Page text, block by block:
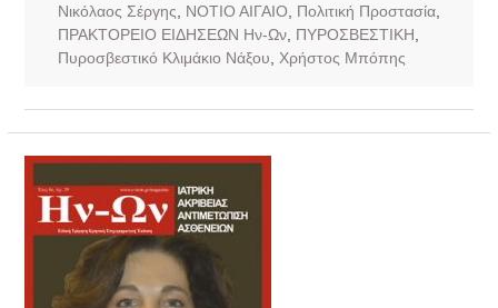
Νικόλαος Σέργης
ΝΟΤΙΟ ΑΙΓΑΙΟ Πολιτική Προστασία,
ΠΡΑΚΤΟΡΕΙΟ ΕΙΔΗΣΕΩΝ Ην-Ων, ΠΥΡΟΣΒΕΣΤΙΚΗ
Πυροσβεστικό Κλιμάκιο Νάξου
Χρήστος Μπόπης